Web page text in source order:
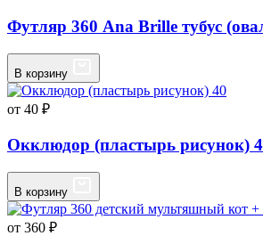
Футляр 360 Ana Brille тубус
В корзину
от 40 ₽
Окклюдор (пластырь рисунок)
В корзину
от 360 ₽